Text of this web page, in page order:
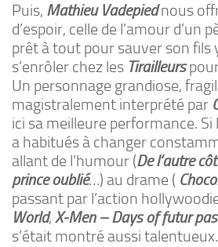
Puis, Mathieu Vadepiednous
d’espoir, celle de l’amour d’un
prêt à tout pour sauver son fils
s’enrôler chez les Tirailleurspour
Un personnage grandiose,
magistralement interprété par
ici sa meilleure performance.
a habitués à changer
allant de l’humour (De l’autre
prince oublié…) au drame (
passant par l’action
World, X-Men – Days of futur
s’était montré aussi talentueux.